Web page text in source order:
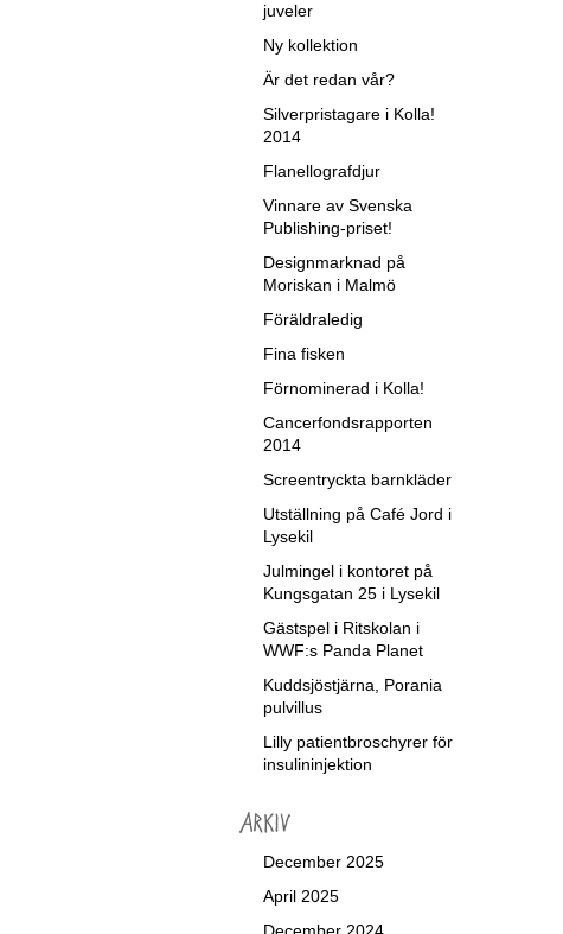
juveler
Ny kollektion
Är det redan vår?
Silverpristagare i Kolla!
2014
Flanellografdjur
Vinnare av Svenska
Publishing-priset!
Designmarknad på
Moriskan i Malmö
Föräldraledig
Fina fisken
Förnominerad i Kolla!
Cancerfondsrapporten
2014
Screentryckta barnkläder
Utställning på Café Jord i
Lysekil
Julmingel i kontoret på
Kungsgatan 25 i Lysekil
Gästspel i Ritskolan i
WWF:s Panda Planet
Kuddsjöstjärna, Porania
pulvillus
Lilly patientbroschyrer för
insulininjektion
December 2025
April 2025